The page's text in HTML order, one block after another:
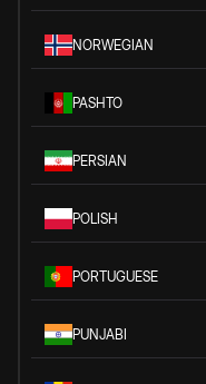
NORWEGIAN
PASHTO
PERSIAN
POLISH
PORTUGUESE
PUNJABI